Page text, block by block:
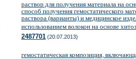
раствор для получения материала на
способ получения гемостатического
раствора (варианты) и медицинское
использованием волокон на основе
2487701 (20.07.2013)
гемостатическая композиция,